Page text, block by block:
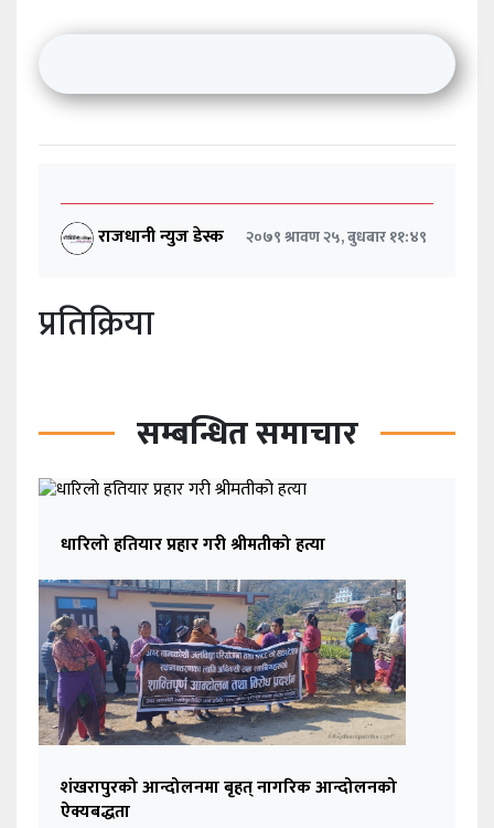
राजधानी न्युज डेस्क २०७९ श्रावण २५, बुधबार ११:४९
प्रतिक्रिया
सम्बन्धित समाचार
धारिलो हतियार प्रहार गरी श्रीमतीको हत्या
शंखरापुरको आन्दोलनमा बृहत् नागरिक आन्दोलनको
ऐक्यबद्धता